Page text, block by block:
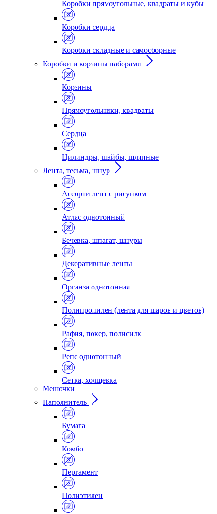
Коробки прямоугольные, квадраты и кубы
Коробки сердца
Коробки складные и самосборные
Коробки и корзины наборами
Корзины
Прямоугольники, квадраты
Сердца
Цилиндры, шайбы, шляпные
Лента, тесьма, шнур
Ассорти лент с рисунком
Атлас однотонный
Бечевка, шпагат, шнуры
Декоративные ленты
Органза однотонная
Полипропилен (лента для шаров и цветов)
Рафия, покер, полисилк
Репс однотонный
Сетка, холщевка
Мешочки
Наполнитель
Бумага
Комбо
Пергамент
Полиэтилен